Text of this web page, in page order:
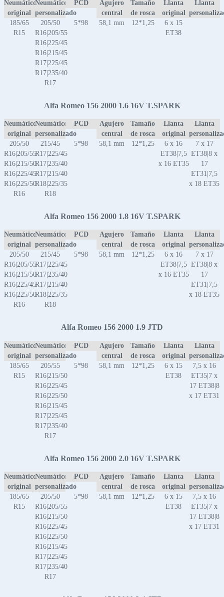
Neumático
original
Neumático
personalizado
PCD
Agujero
central
Tamaño
de rosca
Llanta
original
Llanta
185/65
R15
205/50
R16|205/55
R16|225/45
R16|215/45
R17|225/45
R17|235/40
R17
5*98 58,1 mm 12*1,25
6 x 15
ET38
Alfa Romeo 156 2000 1.6 16V T.SPARK
Neumático
original
Neumático
personalizado
PCD
Agujero
central
Tamaño
de rosca
Llanta
original
Llanta
205/50
R16|205/55
R16|215/50
R16|225/45
R16|225/50
R16
215/45
R17|225/45
R17|235/40
R17|215/40
R18|225/35
R18
5*98 58,1 mm 12*1,25
6 x 16
ET38|7,5
x 16 ET35
7 x 17
ET38|8 x
17
ET31|7,5
x 18 ET35
Alfa Romeo 156 2000 1.8 16V T.SPARK
Neumático
original
Neumático
personalizado
PCD
Agujero
central
Tamaño
de rosca
Llanta
original
Llanta
205/50
R16|205/55
R16|215/50
R16|225/45
R16|225/50
R16
215/45
R17|225/45
R17|235/40
R17|215/40
R18|225/35
R18
5*98 58,1 mm 12*1,25
6 x 16
ET38|7,5
x 16 ET35
7 x 17
ET38|8 x
17
ET31|7,5
x 18 ET35
Alfa Romeo 156 2000 1.9 JTD
Neumático
original
Neumático
personalizado
PCD
Agujero
central
Tamaño
de rosca
Llanta
original
Llanta
185/65
R15
205/55
R16|215/50
R16|225/45
R16|225/50
R16|215/45
R17|225/45
R17|235/40
R17
5*98 58,1 mm 12*1,25
6 x 15
ET38
7,5 x 16
ET35|7 x
17 ET38|8
x 17 ET31
Alfa Romeo 156 2000 2.0 16V T.SPARK
Neumático
original
Neumático
personalizado
PCD
Agujero
central
Tamaño
de rosca
Llanta
original
Llanta
185/65
R15
205/50
R16|205/55
R16|215/50
R16|225/45
R16|225/50
R16|215/45
R17|225/45
R17|235/40
R17
5*98 58,1 mm 12*1,25
6 x 15
ET38
7,5 x 16
ET35|7 x
17 ET38|8
x 17 ET31